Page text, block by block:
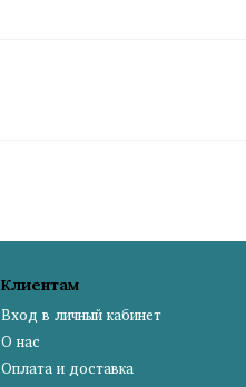
Клиентам
Вход в личный кабинет
О нас
Оплата и доставка